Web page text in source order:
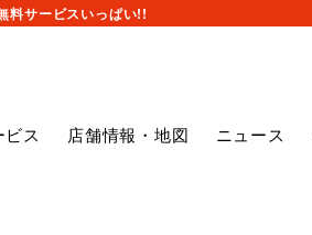
料サービスいっぱい!!
ス 店舗情報・地図 ニュース